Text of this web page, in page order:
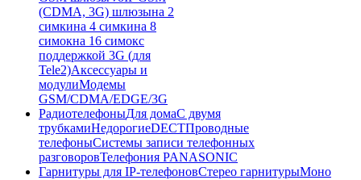
(CDMA, 3G) шлюзына 2
симкина 4 симкина 8
симокна 16 симокс
поддержкой 3G (для
Tele2)Аксессуары и
модулиМодемы
GSM/CDMA/EDGE/3G
РадиотелефоныДля домаС двумя
трубкамиНедорогиеDECTПроводные
телефоныСистемы записи телефонных
разговоровТелефония PANASONIC
Гарнитуры для IP-телефоновСтерео гарнитурыМоно